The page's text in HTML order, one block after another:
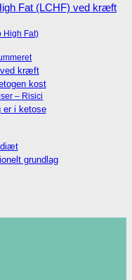
Fat (LCHF) ved kræft
High Fat)
ved kræft
kost
– Risici
er i ketose
diæt
grundlag